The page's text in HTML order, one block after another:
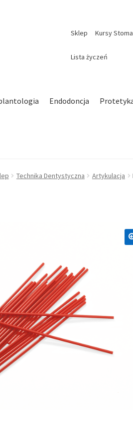
Sklep Kursy
Lista życzeń
Endodoncja
Technika Dentystyczna Artykulacja